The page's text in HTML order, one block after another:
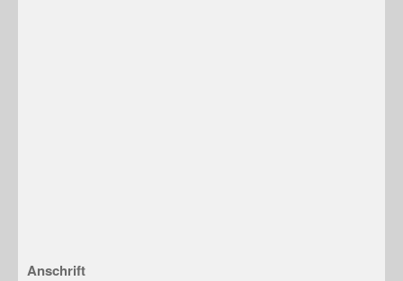
Anschrift